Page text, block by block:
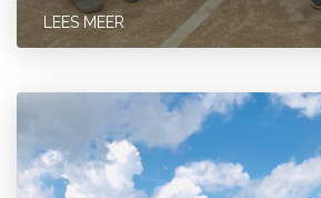
LEES MEER